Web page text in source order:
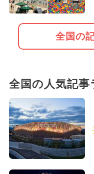
全国の
全国の人気記